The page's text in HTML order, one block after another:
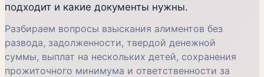
подходит и какие документы нужны.
Разбираем вопросы взыскания алиментов без
развода, задолженности, твердой денежной
суммы, выплат на нескольких детей, сохранения
прожиточного минимума и ответственности за